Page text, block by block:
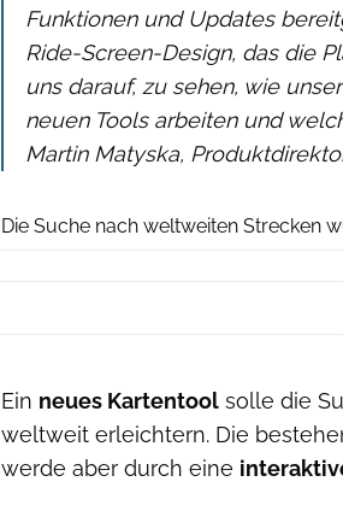
Funktionen und Updates
Ride-Screen-Design, das die
uns darauf, zu sehen, wie
neuen Tools arbeiten und
Martin Matyska,
Die Suche nach weltweiten Strecken
Ein neues Kartentool solle die
weltweit erleichtern. Die
werde aber durch eine